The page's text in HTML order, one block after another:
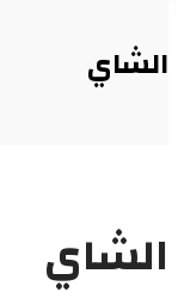
الشاي
الشاي